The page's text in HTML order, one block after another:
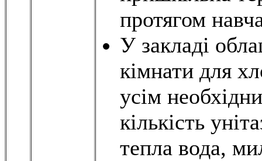
протягом
У закладі
кімнати для
усім
кількість
тепла вода,